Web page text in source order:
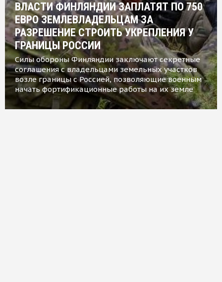
ВЛАСТИ ФИНЛЯНДИИ ЗАПЛАТЯТ ПО 750
ЕВРО ЗЕМЛЕВЛАДЕЛЬЦАМ ЗА
РАЗРЕШЕНИЕ СТРОИТЬ УКРЕПЛЕНИЯ У
ГРАНИЦЫ РОССИИ
Силы обороны Финляндии заключают секретные
соглашения с владельцами земельных участков
возле границы с Россией, позволяющие военным
начать фортификационные работы на их земле